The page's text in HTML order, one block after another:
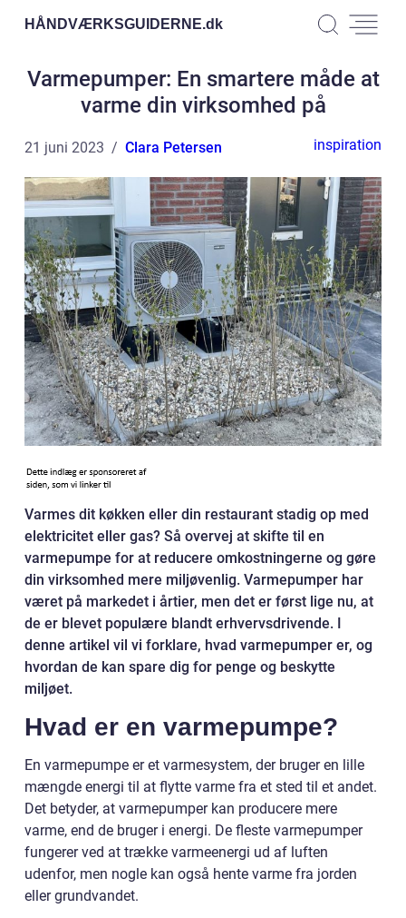
HÅNDVÆRKSGUIDERNE.dk
Varmepumper: En smartere måde at
varme din virksomhed på
21 juni 2023 Clara Petersen inspiration
Varmes dit køkken eller din restaurant stadig op med
elektricitet eller gas? Så overvej at skifte til en
varmepumpe for at reducere omkostningerne og gøre
din virksomhed mere miljøvenlig. Varmepumper har
været på markedet i årtier, men det er først lige nu, at
de er blevet populære blandt erhvervsdrivende. I
denne artikel vil vi forklare, hvad varmepumper er, og
hvordan de kan spare dig for penge og beskytte
miljøet.
Hvad er en varmepumpe?
En varmepumpe er et varmesystem, der bruger en lille
mængde energi til at flytte varme fra et sted til et andet.
Det betyder, at varmepumper kan producere mere
varme, end de bruger i energi. De fleste varmepumper
fungerer ved at trække varmeenergi ud af luften
udenfor, men nogle kan også hente varme fra jorden
eller grundvandet.